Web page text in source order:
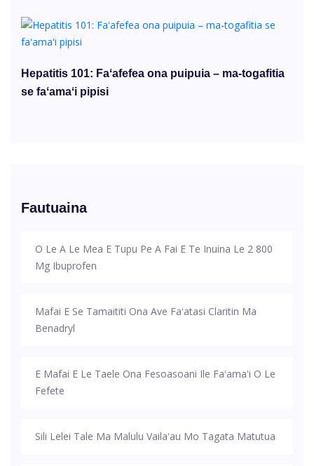
Hepatitis 101: Faʻafefea ona puipuia – ma-togafitia
se faʻamaʻi pipisi
Fautuaina
O Le A Le Mea E Tupu Pe A Fai E Te Inuina Le 2 800
Mg Ibuprofen
Mafai E Se Tamaititi Ona Ave Faʻatasi Claritin Ma
Benadryl
E Mafai E Le Taele Ona Fesoasoani Ile Faʻamaʻi O Le
Fefete
Sili Lelei Tale Ma Malulu Vailaʻau Mo Tagata Matutua